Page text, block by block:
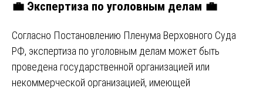
💼 Экспертиза по уголовным делам 💼
Согласно Постановлению Пленума Верховного Суда
РФ, экспертиза по уголовным делам может быть
проведена государственной организацией или
некоммерческой организацией, имеющей